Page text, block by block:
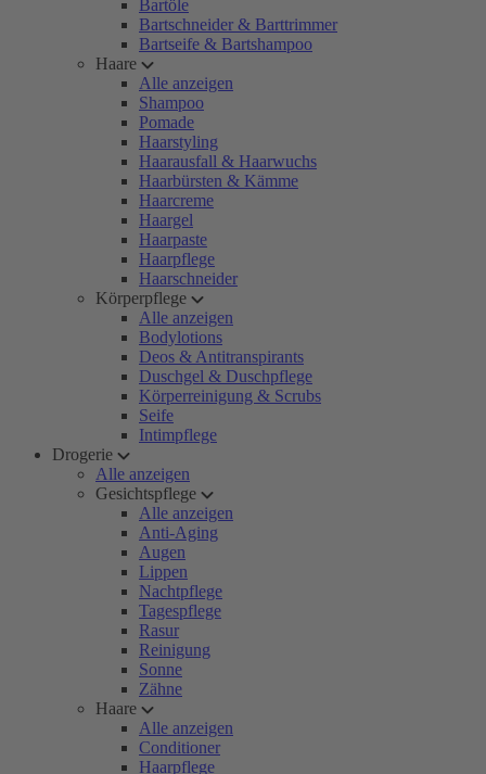
Bartöle
Bartschneider & Barttrimmer
Bartseife & Bartshampoo
Haare
Alle anzeigen
Shampoo
Pomade
Haarstyling
Haarausfall & Haarwuchs
Haarbürsten & Kämme
Haarcreme
Haargel
Haarpaste
Haarpflege
Haarschneider
Körperpflege
Alle anzeigen
Bodylotions
Deos & Antitranspirants
Duschgel & Duschpflege
Körperreinigung & Scrubs
Seife
Intimpflege
Drogerie
Alle anzeigen
Gesichtspflege
Alle anzeigen
Anti-Aging
Augen
Lippen
Nachtpflege
Tagespflege
Rasur
Reinigung
Sonne
Zähne
Haare
Alle anzeigen
Conditioner
Haarpflege